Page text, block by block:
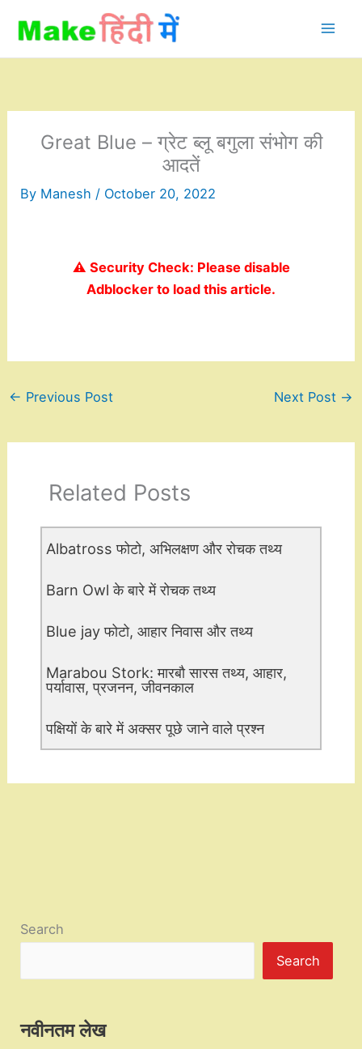
content
Great Blue – ग्रेट ब्लू बगुला संभोग की
आदतें
By Manesh / October 20, 2022
⚠️ Security Check: Please disable
Adblocker to load this article.
← Previous Post Next Post →
Related Posts
Albatross फोटो, अभिलक्षण और रोचक तथ्य
Barn Owl के बारे में रोचक तथ्य
Blue jay फोटो, आहार निवास और तथ्य
Marabou Stork: मारबौ सारस तथ्य, आहार,
पर्यावास, प्रजनन, जीवनकाल
पक्षियों के बारे में अक्सर पूछे जाने वाले प्रश्न
Search
Search
नवीनतम लेख